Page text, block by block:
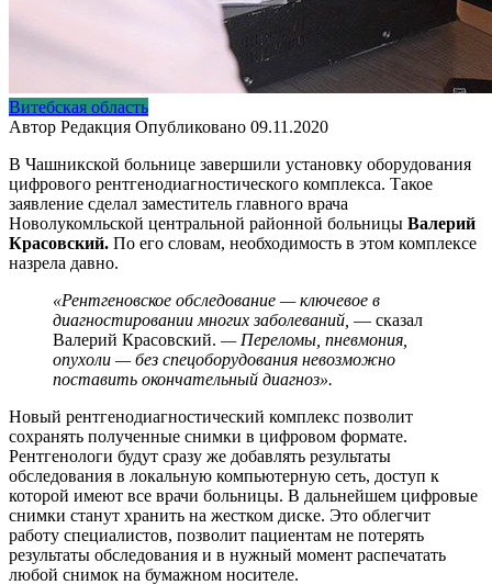
Витебская область
Автор Редакция Опубликовано 09.11.2020
В Чашникской больнице завершили установку оборудования
цифрового рентгенодиагностического комплекса. Такое
заявление сделал заместитель главного врача
Новолукомльской центральной районной больницы Валерий
Красовский. По его словам, необходимость в этом комплексе
назрела давно.
«Рентгеновское обследование — ключевое в
диагностировании многих заболеваний, — сказал
Валерий Красовский. — Переломы, пневмония,
опухоли — без спецоборудования невозможно
поставить окончательный диагноз».
Новый рентгенодиагностический комплекс позволит
сохранять полученные снимки в цифровом формате.
Рентгенологи будут сразу же добавлять результаты
обследования в локальную компьютерную сеть, доступ к
которой имеют все врачи больницы. В дальнейшем цифровые
снимки станут хранить на жестком диске. Это облегчит
работу специалистов, позволит пациентам не потерять
результаты обследования и в нужный момент распечатать
любой снимок на бумажном носителе.